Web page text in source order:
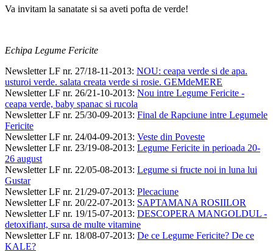
Va invitam la sanatate si sa aveti pofta de verde!
Echipa Legume Fericite
Newsletter LF nr. 27/18-11-2013: NOU: ceapa verde si de apa.
usturoi verde. salata creata verde si rosie. GEMdeMERE
Newsletter LF nr. 26/21-10-2013: Nou intre Legume Fericite -
ceapa verde, baby spanac si rucola
Newsletter LF nr. 25/30-09-2013: Final de Rapciune intre Legumele
Fericite
Newsletter LF nr. 24/04-09-2013: Veste din Poveste
Newsletter LF nr. 23/19-08-2013: Legume Fericite in perioada 20-
26 august
Newsletter LF nr. 22/05-08-2013: Legume si fructe noi in luna lui
Gustar
Newsletter LF nr. 21/29-07-2013: Plecaciune
Newsletter LF nr. 20/22-07-2013: SAPTAMANA ROSIILOR
Newsletter LF nr. 19/15-07-2013: DESCOPERA MANGOLDUL -
detoxifiant, sursa de multe vitamine
Newsletter LF nr. 18/08-07-2013: De ce Legume Fericite? De ce
KALE?